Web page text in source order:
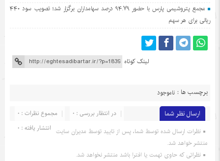
مجمع پتروشیمی پارس با حضور ۹۴.۷۹ درصد سهامداران برگزار شد؛ تصویب سود ۴۴۰
ریالی برای هر سهم
لینک کوتاه
برچسب ها : ناموجود
ارسال نظر شما مجموع نظرات : 0
در انتظار بررسی : 0
انتشار یافته : 0 نظرات ارسال شده توسط شما، پس از تایید توسط مدیران سایت
منتشر خواهد شد.
نظراتی که حاوی تهمت یا افترا باشد منتشر نخواهد شد.